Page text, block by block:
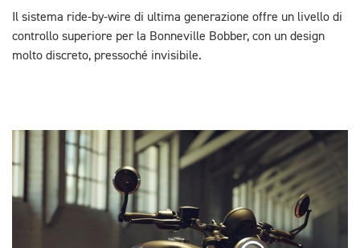
Il sistema ride-by-wire di ultima generazione offre un livello di
controllo superiore per la Bonneville Bobber, con un design
molto discreto, pressoché invisibile.